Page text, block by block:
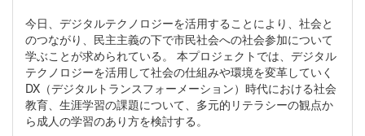
今日、デジタルテクノロジーを活用することにより、社会と
のつながり、民主主義の下で市民社会への社会参加について
学ぶことが求められている。 本プロジェクトでは、デジタル
テクノロジーを活用して社会の仕組みや環境を変革していく
DX（デジタルトランスフォーメーション）時代における社会
教育、生涯学習の課題について、多元的リテラシーの観点か
ら成人の学習のあり方を検討する。